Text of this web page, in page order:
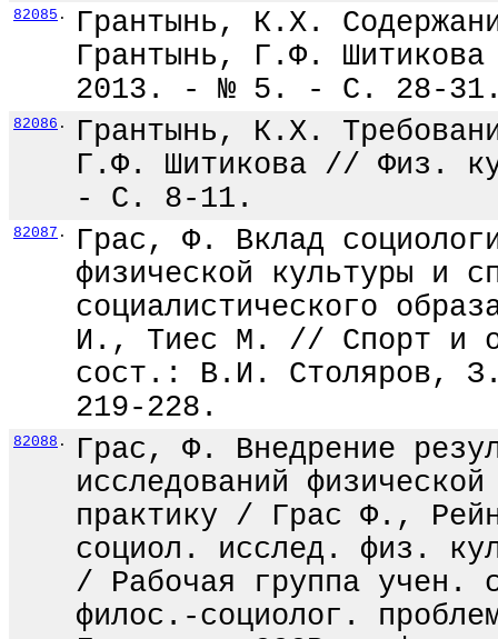
82085 .
Грантынь, К.Х.
Грантынь, Г.Ф.
2013. - № 5. - С. 28-
82086 .
Грантынь, К.Х.
Г.Ф. Шитикова // Физ.
- С. 8-11.
82087 .
Грас, Ф. Вклад
физической культуры и
социалистического
И., Тиес М. // Спорт и
сост.: В.И. Столяров,
219-228.
82088 .
Грас, Ф. Внедрение
исследований
практику / Грас Ф.,
социол. исслед. физ.
/ Рабочая группа учен.
филос.-социолог.